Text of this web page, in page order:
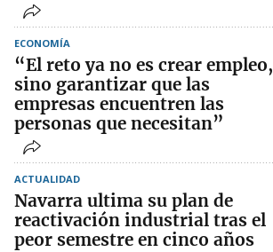
ECONOMÍA
“El reto ya no es crear empleo,
sino garantizar que las
empresas encuentren las
personas que necesitan”
ACTUALIDAD
Navarra ultima su plan de
reactivación industrial tras el
peor semestre en cinco años